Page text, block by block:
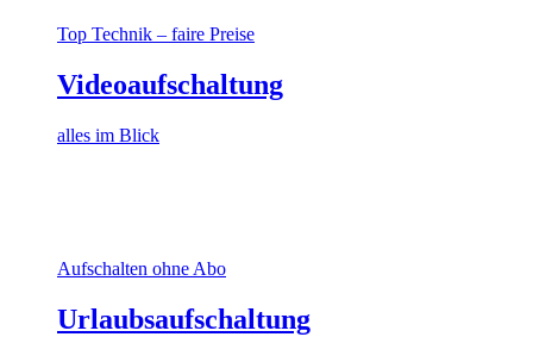
Top Technik – faire Preise
Videoaufschaltung
alles im Blick
Aufschalten ohne Abo
Urlaubsaufschaltung